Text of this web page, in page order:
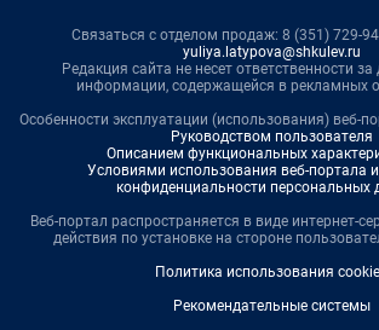
Связаться с отделом продаж: 8 (351) 729-
yuliya.latypova@shkulev.ru
Редакция сайта не несет ответственности за
информации, содержащейся в рекламных
Особенности эксплуатации (использования) веб-
Руководством пользователя
Описанием функциональных
Условиями использования веб-портала
конфиденциальности персональных
Веб-портал распространяется в виде интернет-
действия по установке на стороне
Политика использования
Рекомендательные системы